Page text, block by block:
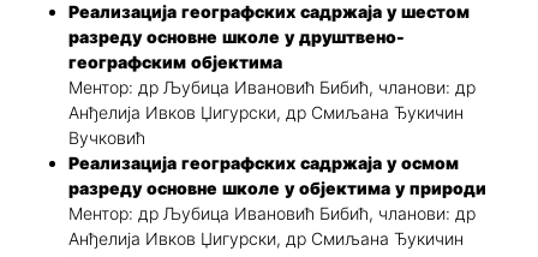
Реализација географских садржаја у шестом
разреду основне школе у друштвено-
географским објектима
Ментор: др Љубица Ивановић Бибић, чланови: др
Анђелија Ивков Џигурски, др Смиљана Ђукичин
Вучковић
Реализација географских садржаја у осмом
разреду основне школе у објектима у природи
Ментор: др Љубица Ивановић Бибић, чланови: др
Анђелија Ивков Џигурски, др Смиљана Ђукичин